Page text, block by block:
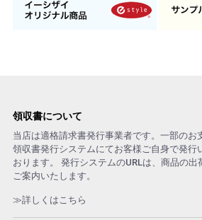
領収書について
当店は適格請求書発行事業者です。一部のお
領収書発行システムにてお客様ご自身で発行
おります。 発行システムのURLは、商品の
ご案内いたします。
≫詳しくはこちら